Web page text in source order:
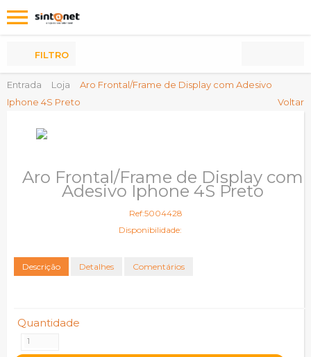
Entrada Loja
Aro Frontal/Frame de Display com Adesivo
Iphone 4S Preto
Voltar
FILTRO
Aro Frontal/Frame de Display com
Adesivo Iphone 4S Preto
Ref:5004428
Disponibilidade:
Descrição Detalhes Comentários
Quantidade